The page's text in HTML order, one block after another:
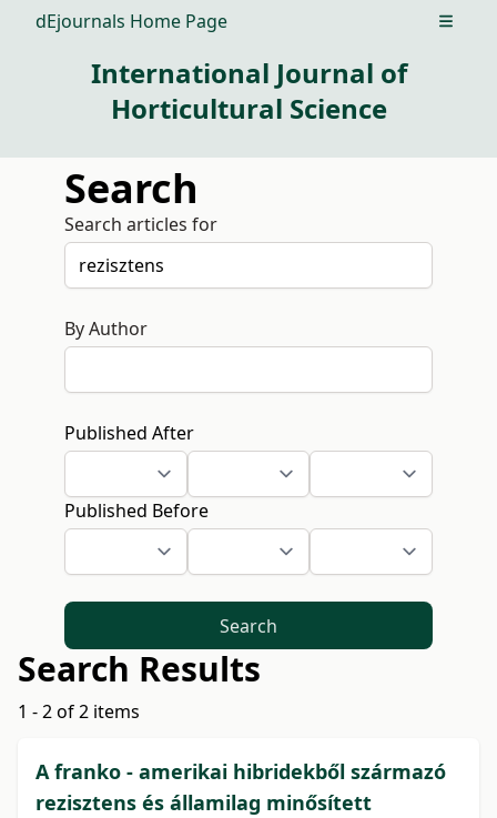
dEjournals Home Page Open
International Journal of
Horticultural Science
Search
Search articles for
By Author
Published After
Published Before
Search
Search Results
1 - 2 of 2 items
A franko - amerikai hibridekből származó
rezisztens és államilag minősített